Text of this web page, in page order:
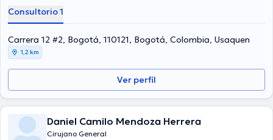
como miembro de diversas asociaciones médicas. Carlos Javier
Flórez Parra ha compartido en considerables conferencias con la
meta de tener una formación continua en su campo de
especialización y ha publicado numerosas ediciones. Para finalizar,
el Dr. puede hablar en Español.
Consultorio 1
Carrera 12 #2, Bogotá, 110121, Bogotá, Colombia, Usaquen
1,2 km
Ver perfil
Daniel Camilo Mendoza Herrera
Cirujano General